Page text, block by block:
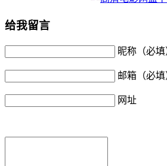
给我留言
昵称（必填
邮箱（必填
网址